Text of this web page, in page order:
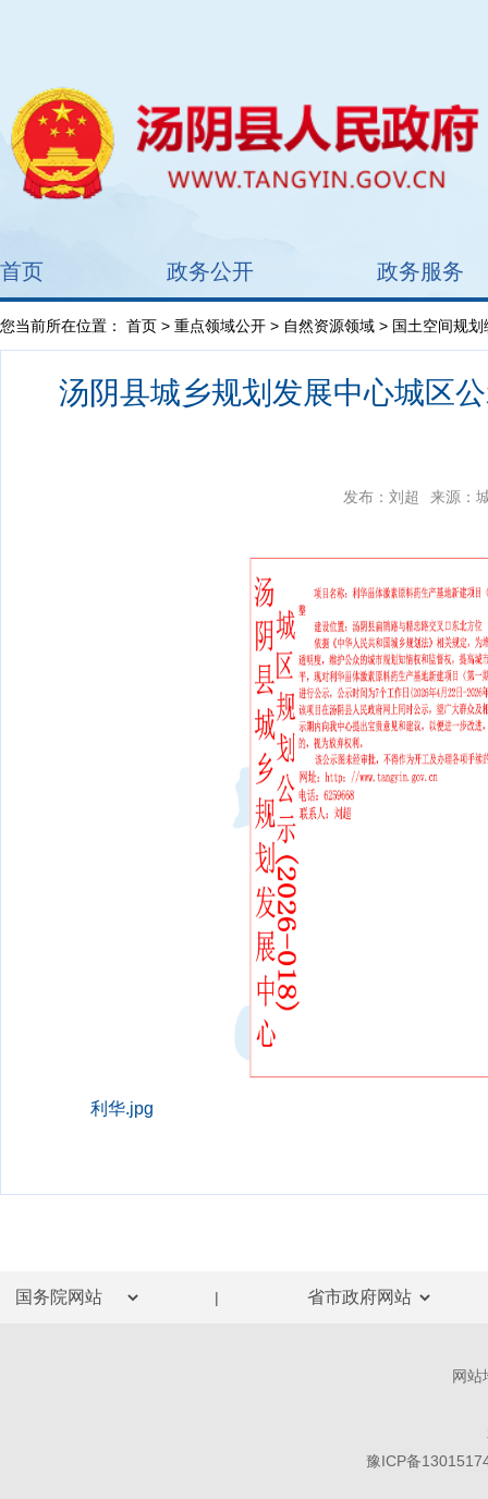
首页 政务公开 政务服务
您当前所在位置： 首页 > 重点领域公开 > 自然资源领域 > 国土空间规划
汤阴县城乡规划发展中心城区
发布：刘超 来源：
利华.jpg
|
网站
豫ICP备